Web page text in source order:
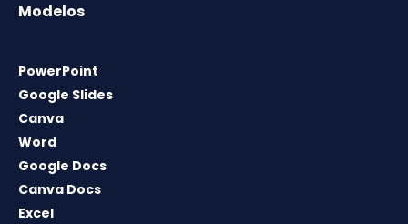
Modelos
PowerPoint
Google Slides
Canva
Word
Google Docs
Canva Docs
Excel